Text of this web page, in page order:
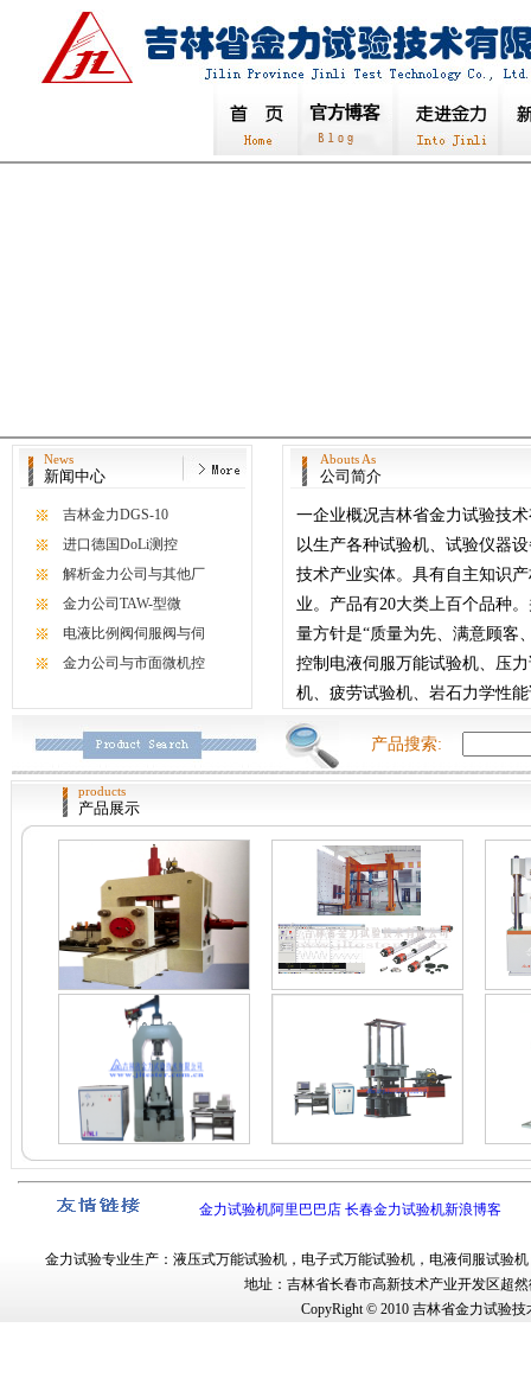
News
新闻中心
吉林金力DGS-10
进口德国DoLi测控
解析金力公司与其他厂
金力公司TAW-型微
电液比例阀伺服阀与伺
金力公司与市面微机控
Abouts As
公司简介
一企业概况吉林省金力试验技
以生产各种试验机、试验仪器
技术产业实体。具有自主知识
业。产品有20大类上百个品种
量方针是“质量为先、满意顾客
控制电液伺服万能试验机、压
机、疲劳试验机、岩石力学性
产品搜索:
products
产品展示
金力试验机阿里巴巴店 长春金力试验机新浪博客
金力试验专业生产： 液压式万能试验机， 电子式万能试验机， 电液伺服试验机
地址：吉林省长春市高新技术产业开发区超然
CopyRight © 2010 吉林省金力试验技